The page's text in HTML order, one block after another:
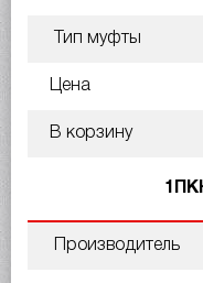
Тип муфты
Цена
В корзину
Производитель